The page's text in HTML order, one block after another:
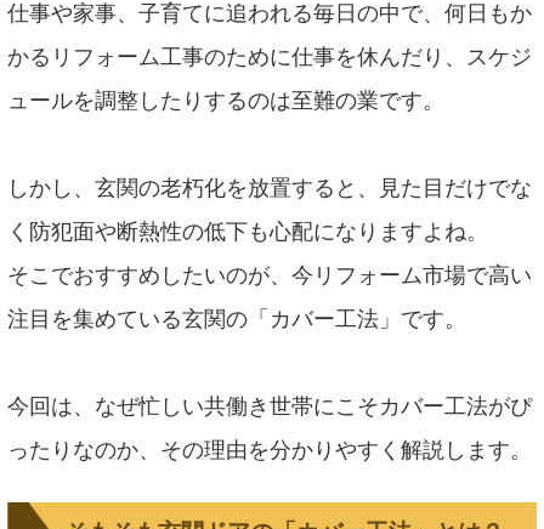
仕事や家事、子育てに追われる毎日の中で、何日もか
かるリフォーム工事のために仕事を休んだり、スケジ
ュールを調整したりするのは至難の業です。
しかし、玄関の老朽化を放置すると、見た目だけでな
く防犯面や断熱性の低下も心配になりますよね。
そこでおすすめしたいのが、今リフォーム市場で高い
注目を集めている玄関の「カバー工法」です。
今回は、なぜ忙しい共働き世帯にこそカバー工法がぴ
ったりなのか、その理由を分かりやすく解説します。